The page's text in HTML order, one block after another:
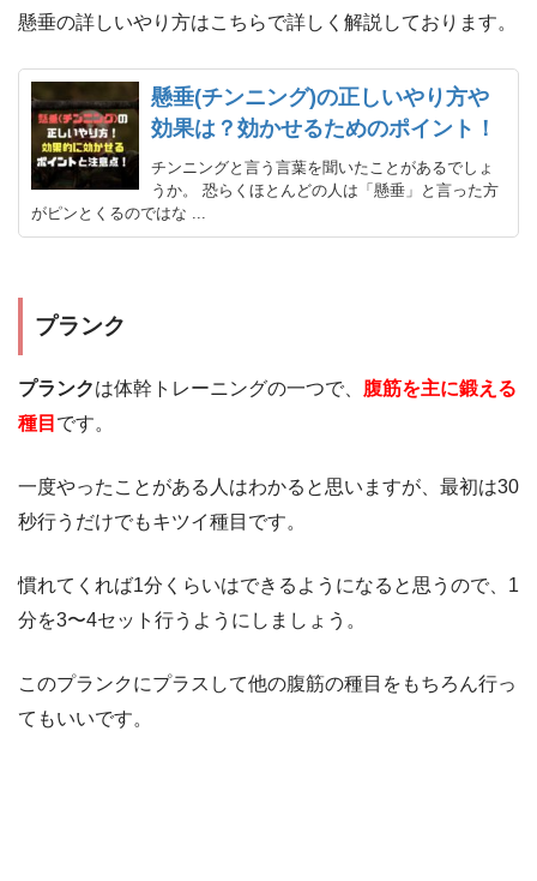
懸垂の詳しいやり方はこちらで詳しく解説しております。
懸垂(チンニング)の正しいやり方や
効果は？効かせるためのポイント！
チンニングと言う言葉を聞いたことがあるでしょ
うか。 恐らくほとんどの人は「懸垂」と言った方
がピンとくるのではな ...
プランク
プランクは体幹トレーニングの一つで、 腹筋を主に鍛える
種目 です。
一度やったことがある人はわかると思いますが、最初は30
秒行うだけでもキツイ種目です。
慣れてくれば1分くらいはできるようになると思うので、1
分を3〜4セット行うようにしましょう。
このプランクにプラスして他の腹筋の種目をもちろん行っ
てもいいです。